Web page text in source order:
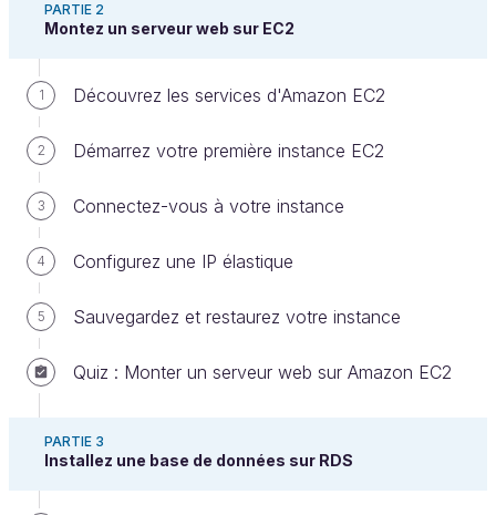
PARTIE 2
Montez un serveur web sur EC2
1 Découvrez les services d'Amazon EC2
2 Démarrez votre première instance EC2
3 Connectez-vous à votre instance
4 Configurez une IP élastique
5 Sauvegardez et restaurez votre instance
Quiz : Monter un serveur web sur Amazon EC2
PARTIE 3
Installez une base de données sur RDS
Allez, on s'y met ! Voyons comment lancer un
serveur de base de données entièrement géré dans
le cloud (eh, ça sonne bien ce que je viens de dire).
Je vous propose ici de découvrir comment lancer
un serveur RDS utilisant MySQL. Si vous utilisez un
autre moteur de base de données, la procédure sera
la même.
Découvrez l’interface RDS
Service (RDS) sur votre console AWS. La page
d'accueil devrait ressembler à ceci la première fois :